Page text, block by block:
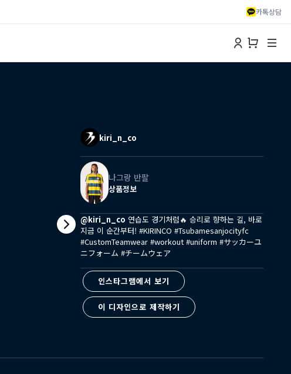
카톡상담
kiri_n_co
나그랑 반팔
상품정보
@kiri_n_co 연습도 경기처럼🔥 승리로 향하는 길, 바로
지금 이 순간부터! #KIRINCO #Tsubamesanjocityfc
#CustomTeamwear #workout #uniform #サッカーユ
ニフォーム #チームウェア
인스타그램에서 보기
이 디자인으로 제작하기